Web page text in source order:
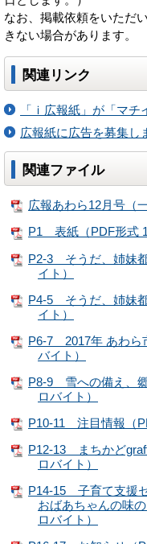
なお、掲載依頼をいただ
きない場合があります。
関連リンク
「ｉ広報紙」が「マチ
広報紙に広告を募集し
関連ファイル
広報あわら12月号（
P1 表紙（PDF形式
P2-3 そうだ、姉妹
イト）
P4-5 そうだ、姉妹
イト）
P6-7 2017年 あわら
バイト）
P8-9 雪への備え、
ロバイト）
P10-11 注目情報（
P12-13 まちかど
ロバイト）
P14-15 子育て支援
おばあちゃんの味
ロバイト）